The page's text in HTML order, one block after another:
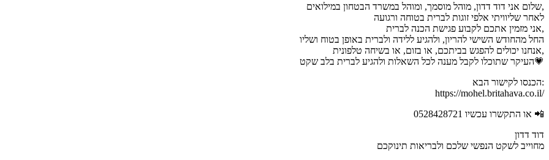
שלום אני דוד דדון, מוהל מוסמך, ומוהל במשרד הבטחון במילואים,
לאחר שליוויתי אלפי זוגות לברית בטוחה ורגועה
אני מזמין אתכם לקבוע פגישת הכנה לברית,
החל מהחודש השישי להריון, ולהגיע ללידה ולברית באופן בטוח ושליו
אנחנו יכולים להפגש בביתכם, או בזום, או בשיחה טלפונית,
העיקר שתוכלו לקבל מענה לכל השאלות ולהגיע לברית בלב שקט💗
הכנסו לקישור הבא:
https://mohel.britahava.co.il/
או התקשרו עכשיו 0528428721 📲
דוד דדון
מחוייב לשקט הנפשי שלכם ולבריאות תינוקכם